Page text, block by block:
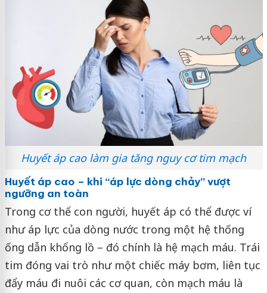
Huyết áp cao làm gia tăng nguy cơ tim mạch
Huyết áp cao – khi “áp lực dòng chảy” vượt
ngưỡng an toàn
Trong cơ thể con người, huyết áp có thể được ví
như áp lực của dòng nước trong một hệ thống
ống dẫn khổng lồ – đó chính là hệ mạch máu. Trái
tim đóng vai trò như một chiếc máy bơm, liên tục
đẩy máu đi nuôi các cơ quan, còn mạch máu là